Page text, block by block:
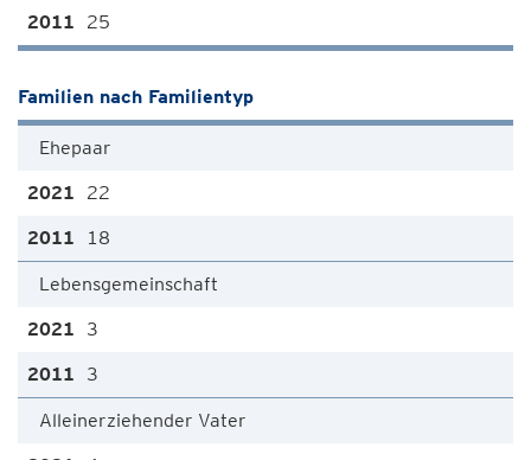
25
Familien nach Familientyp
Ehepaar
22
18
Lebensgemeinschaft
3
3
Alleinerziehender Vater